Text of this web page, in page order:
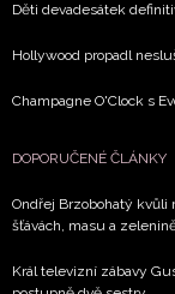
Děti devadesátek
Hollywood propadl
Champagne O'Clock s
DOPORUČENÉ ČLÁNKY
Ondřej Brzobohatý kvůli
šťávách, masu a
Král televizní zábavy